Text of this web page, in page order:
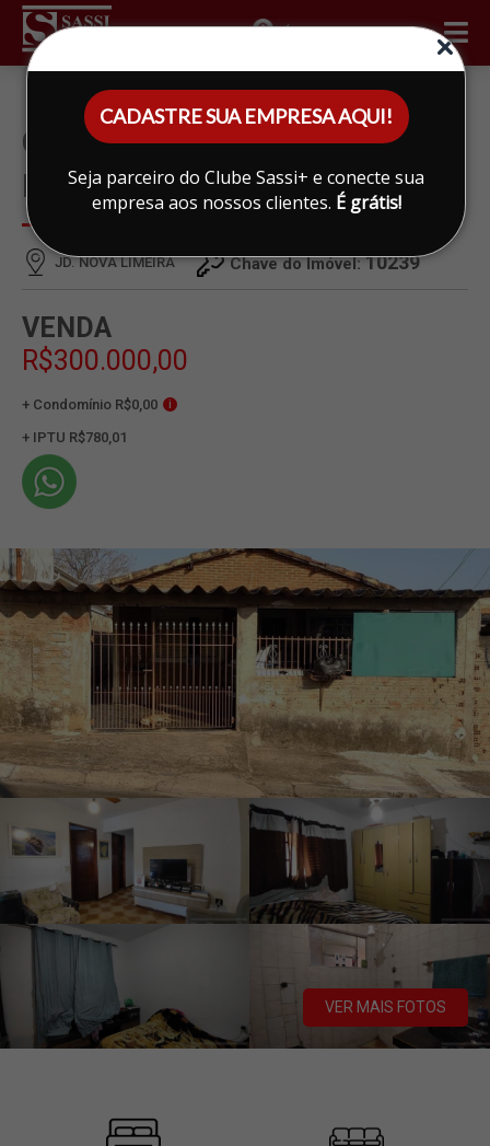
CADASTRE SUA EMPRESA AQUI!
Seja parceiro do Clube Sassi+ e conecte sua
empresa aos nossos clientes. É grátis!
ÁREA DO CLIENTE
CASA À VENDA EM JD. NOVA
LIMEIRA, LIMEIRA
JD. NOVA LIMEIRA Chave do Imóvel:10239
VENDA
R$300.000,00
+ Condomínio R$0,00 i
+ IPTU R$780,01
VER MAIS FOTOS